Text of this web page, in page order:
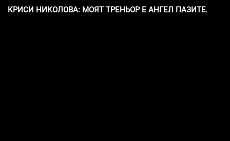
КРИСИ НИКОЛОВА: МОЯТ ТРЕНЬОР Е АНГЕЛ ПАЗИТЕЛ.mp4